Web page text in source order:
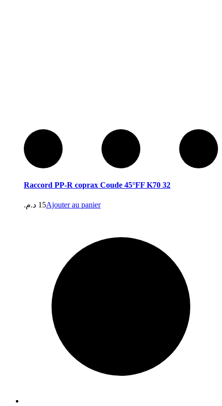
Raccord PP-R coprax Coude 45°FF K70 32
15 د.م. Ajouter au panier